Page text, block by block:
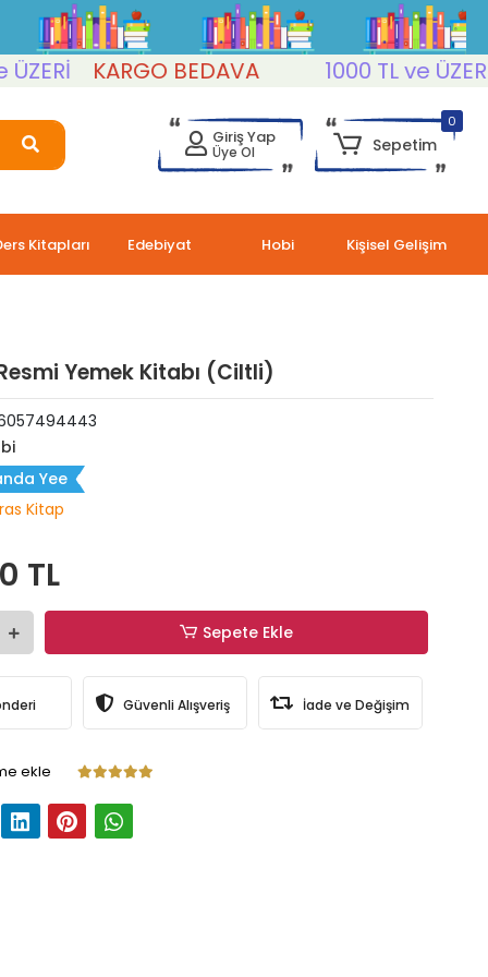
KARGO BEDAVA 1000 TL ve ÜZERİ
Giriş Yap
Üye Ol
0
Sepetim
Kitapları Edebiyat Hobi Kişisel Gelişim
Yemek Kitabı (Ciltli)
Yee
Kitap
TL
Sepete Ekle
Güvenli Alışveriş İade ve Değişim
ekle